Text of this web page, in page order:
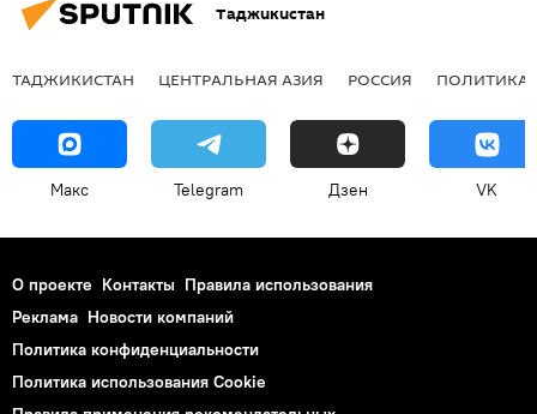
Таджикистан
ТАДЖИКИСТАН ЦЕНТРАЛЬНАЯ АЗИЯ РОССИЯ ПОЛИТИКА
Макс Telegram Дзен VK
О проекте Контакты Правила использования
Реклама Новости компаний
Политика конфиденциальности
Политика использования Cookie